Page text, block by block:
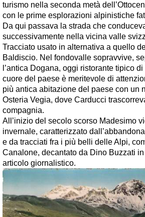
turismo nella seconda metà
con le prime esplorazioni alpinistiche
Da qui passava la strada che
successivamente nella vicina valle
Tracciato usato in alternativa a quello
Baldiscio. Nel fondovalle sopravvive,
l’antica Dogana, oggi ristorante tipico
cuore del paese è meritevole di
più antica abitazione del paese con un
Osteria Vegia, dove Carducci
compagnia.
All’inizio del secolo scorso Madesimo
invernale, caratterizzato
e da tracciati fra i più belli delle Alpi,
Canalone, decantato da Dino Buzzati
articolo giornalistico.